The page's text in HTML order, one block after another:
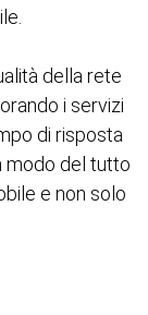
della rete
i servizi
di risposta
modo del tutto
e non solo